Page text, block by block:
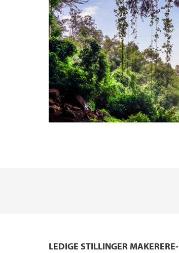
LEDIGE STILLINGER MAKERERE-